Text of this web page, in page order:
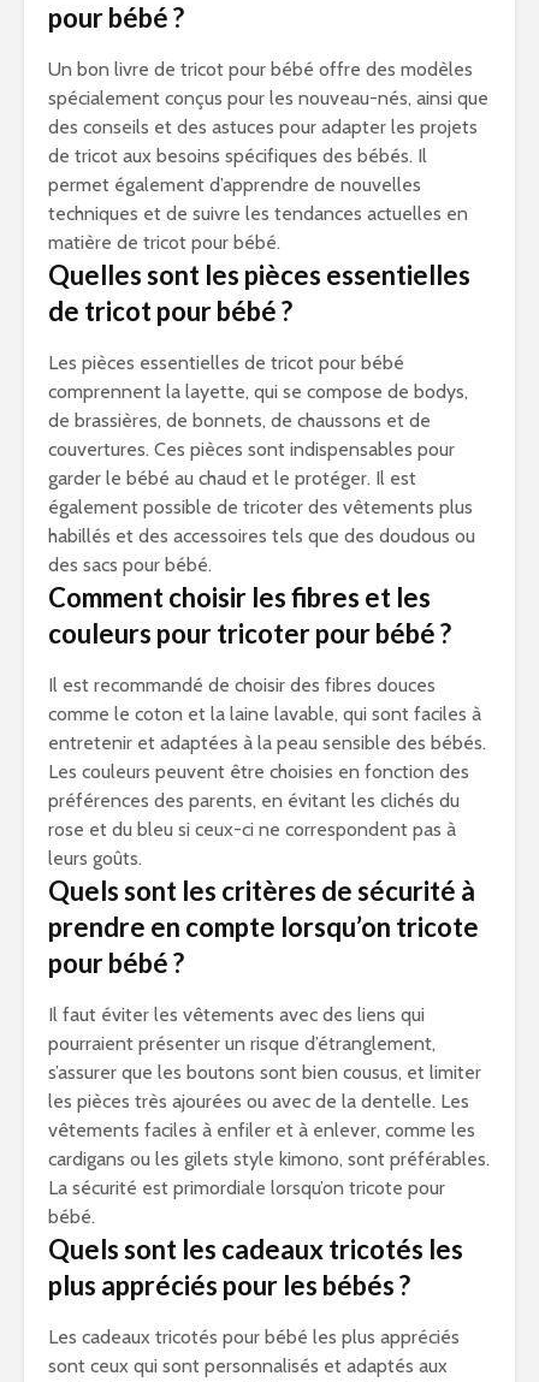
pour bébé ?
Un bon livre de tricot pour bébé offre des modèles
spécialement conçus pour les nouveau-nés, ainsi que
des conseils et des astuces pour adapter les projets
de tricot aux besoins spécifiques des bébés. Il
permet également d’apprendre de nouvelles
techniques et de suivre les tendances actuelles en
matière de tricot pour bébé.
Quelles sont les pièces essentielles
de tricot pour bébé ?
Les pièces essentielles de tricot pour bébé
comprennent la layette, qui se compose de bodys,
de brassières, de bonnets, de chaussons et de
couvertures. Ces pièces sont indispensables pour
garder le bébé au chaud et le protéger. Il est
également possible de tricoter des vêtements plus
habillés et des accessoires tels que des doudous ou
des sacs pour bébé.
Comment choisir les fibres et les
couleurs pour tricoter pour bébé ?
Il est recommandé de choisir des fibres douces
comme le coton et la laine lavable, qui sont faciles à
entretenir et adaptées à la peau sensible des bébés.
Les couleurs peuvent être choisies en fonction des
préférences des parents, en évitant les clichés du
rose et du bleu si ceux-ci ne correspondent pas à
leurs goûts.
Quels sont les critères de sécurité à
prendre en compte lorsqu’on tricote
pour bébé ?
Il faut éviter les vêtements avec des liens qui
pourraient présenter un risque d’étranglement,
s’assurer que les boutons sont bien cousus, et limiter
les pièces très ajourées ou avec de la dentelle. Les
vêtements faciles à enfiler et à enlever, comme les
cardigans ou les gilets style kimono, sont préférables.
La sécurité est primordiale lorsqu’on tricote pour
bébé.
Quels sont les cadeaux tricotés les
plus appréciés pour les bébés ?
Les cadeaux tricotés pour bébé les plus appréciés
sont ceux qui sont personnalisés et adaptés aux